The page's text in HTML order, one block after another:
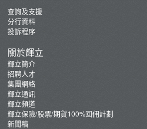
查詢及支援
分行資料
投訴程序
關於輝立
輝立簡介
招聘人才
集團網絡
輝立通訊
輝立頻道
輝立保險/股票/期貨100%回佣計劃
新聞稿